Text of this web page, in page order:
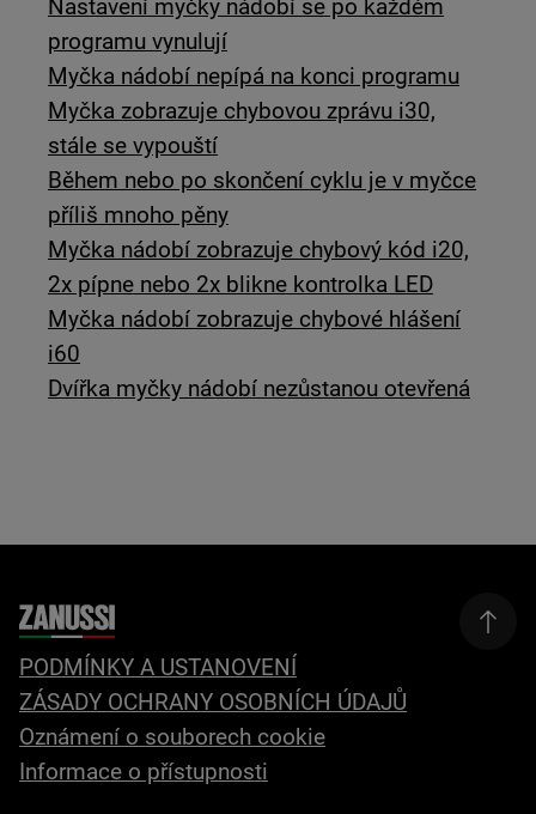
Nastavení myčky nádobí se po každém
programu vynulují
Myčka nádobí nepípá na konci programu
Myčka zobrazuje chybovou zprávu i30,
stále se vypouští
Během nebo po skončení cyklu je v myčce
příliš mnoho pěny
Myčka nádobí zobrazuje chybový kód i20,
2x pípne nebo 2x blikne kontrolka LED
Myčka nádobí zobrazuje chybové hlášení
i60
Dvířka myčky nádobí nezůstanou otevřená
PODMÍNKY A USTANOVENÍ
ZÁSADY OCHRANY OSOBNÍCH ÚDAJŮ
Oznámení o souborech cookie
Informace o přístupnosti